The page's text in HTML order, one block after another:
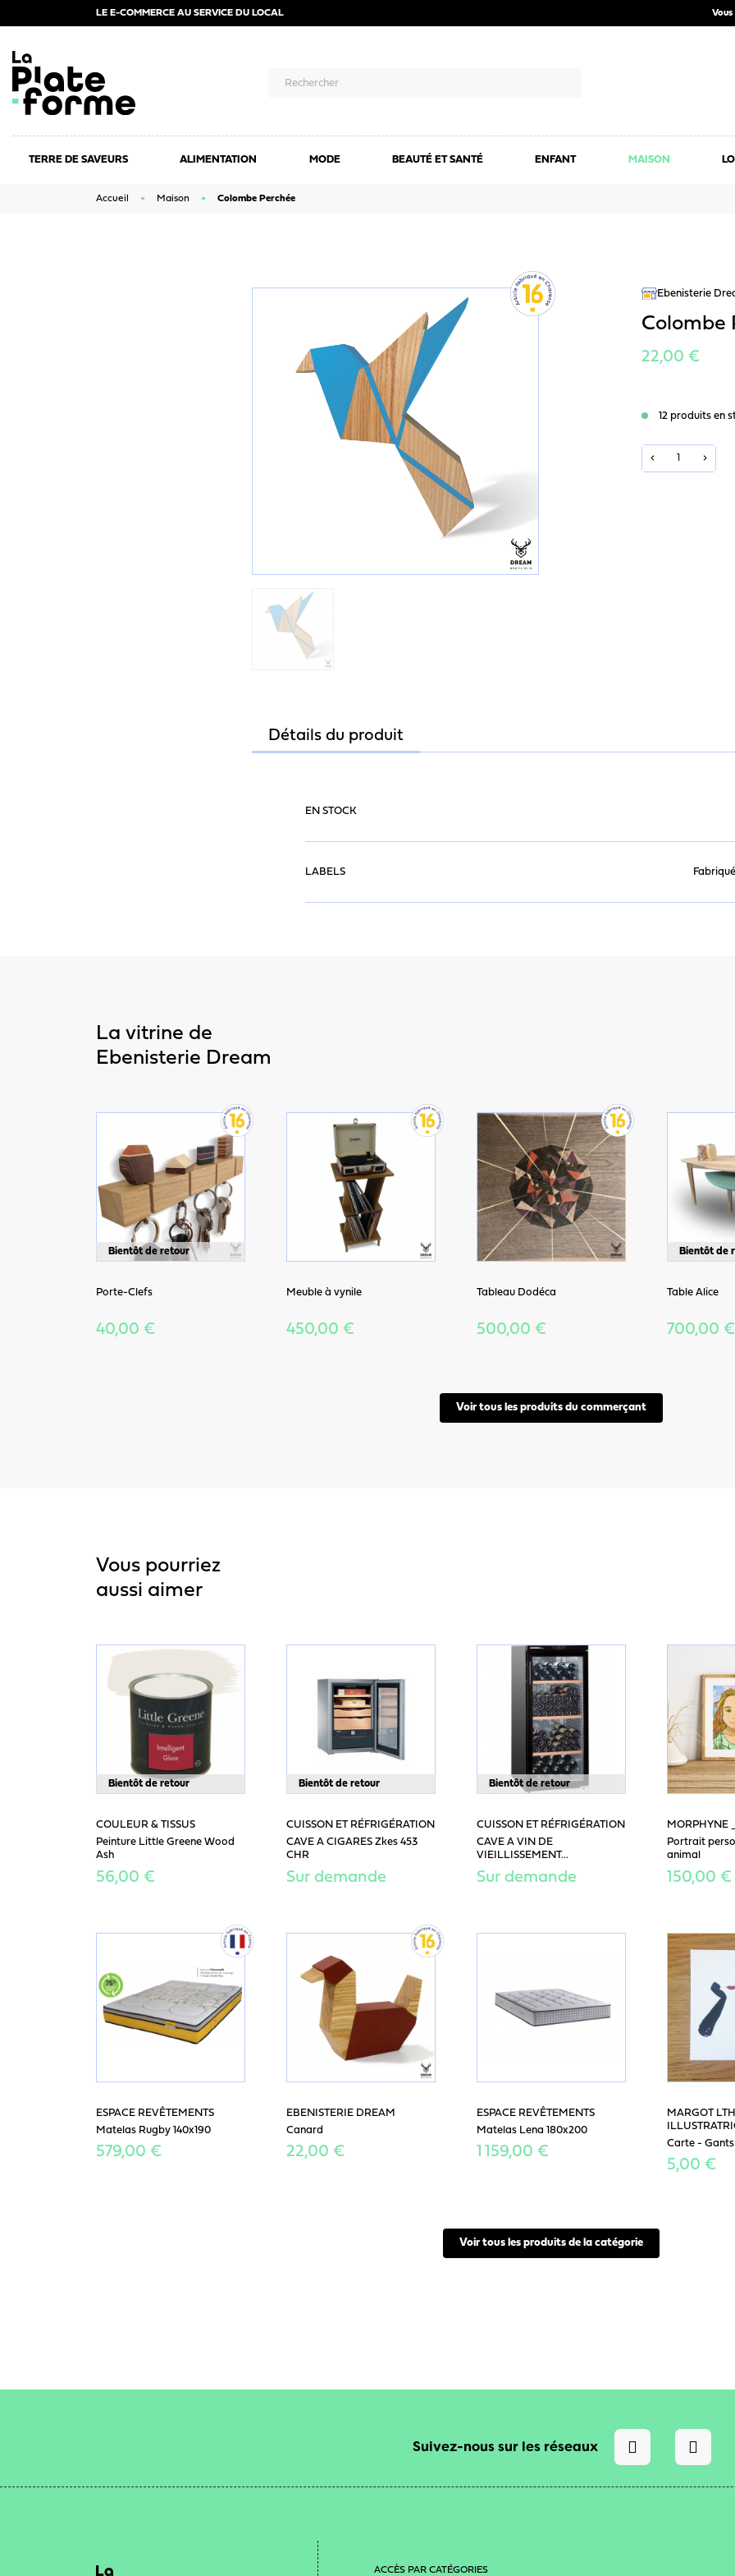
LE E-COMMERCE AU SERVICE DU LOCAL
TERRE DE SAVEURS ALIMENTATION MODE BEAUTÉ ET SANTÉ ENFANT MAISON
Accueil Maison Colombe Perchée
Ebenisterie
Colombe
22,00 €
12 produits en
Détails du produit
EN STOCK
LABELS
La vitrine de
Ebenisterie Dream
Bientôt de retour
Porte-Clefs
40,00 €
Meuble à vynile
450,00 €
Tableau Dodéca
500,00 €
Bientôt de
Table Alice
700,00 €
Voir tous les produits du commerçant
Vous pourriez
aussi aimer
Bientôt de retour
COULEUR & TISSUS
Peinture Little Greene Wood
Ash
56,00 €
Bientôt de retour
CUISSON ET RÉFRIGÉRATION
CAVE A CIGARES Zkes 453
CHR
Sur demande
Bientôt de retour
CUISSON ET RÉFRIGÉRATION
CAVE A VIN DE
VIEILLISSEMENT...
Sur demande
MORPHYNE
Portrait
animal
150,00 €
ESPACE REVÊTEMENTS
Matelas Rugby 140x190
579,00 €
EBENISTERIE DREAM
Canard
22,00 €
ESPACE REVÊTEMENTS
Matelas Lena 180x200
1 159,00 €
MARGOT LTH
Carte - Gants
5,00 €
Voir tous les produits de la catégorie
Suivez-nous sur les réseaux
ACCÈS PAR CATÉGORIES